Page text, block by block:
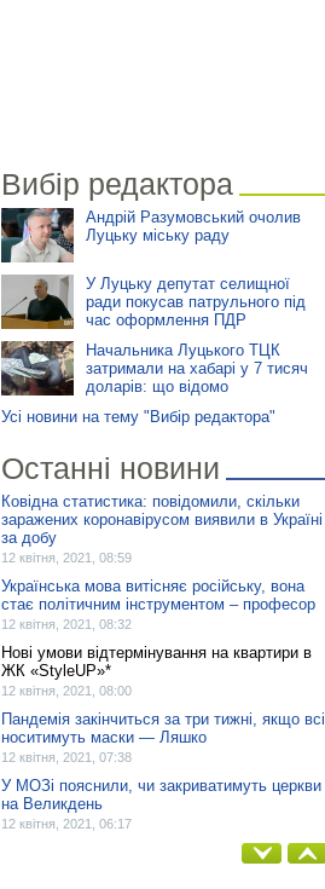
Вибір редактора
Андрій Разумовський очолив
Луцьку міську раду
У Луцьку депутат селищної
ради покусав патрульного під
час оформлення ПДР
Начальника Луцького ТЦК
затримали на хабарі у 7 тисяч
доларів: що відомо
Усі новини на тему "Вибір редактора"
Останні новини
Ковідна статистика: повідомили, скільки
заражених коронавірусом виявили в Україні
за добу
12 квітня, 2021, 08:59
Українська мова витісняє російську, вона
стає політичним інструментом – професор
12 квітня, 2021, 08:32
Нові умови відтермінування на квартири в
ЖК «StyleUP»*
12 квітня, 2021, 08:00
Пандемія закінчиться за три тижні, якщо всі
носитимуть маски — Ляшко
12 квітня, 2021, 07:38
У МОЗі пояснили, чи закриватимуть церкви
на Великдень
12 квітня, 2021, 06:17